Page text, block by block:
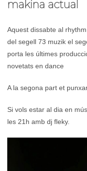
makina actual
Aquest dissabte al
del segell 73 muzik el
porta les últimes
novetats en dance
A la segona part et
Si vols estar al dia en
les 21h amb dj fleky.